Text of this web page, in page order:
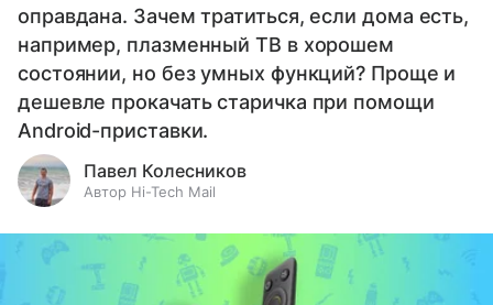
оправдана. Зачем тратиться, если дома есть,
например, плазменный ТВ в хорошем
состоянии, но без умных функций? Проще и
дешевле прокачать старичка при помощи
Android-приставки.
Павел Колесников
Автор Hi-Tech Mail